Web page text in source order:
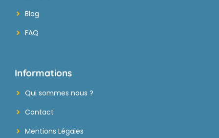
Blog
FAQ
Informations
Qui sommes nous ?
Contact
Mentions Légales